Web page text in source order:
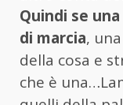
Quindi se
di marcia,
della cosa e
che è